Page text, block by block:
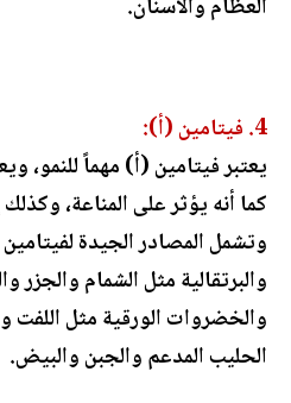
العظام والأسنان.
4. فيتامين (أ):
يعتبر فيتامين (أ) مهماً للنمو،
كما أنه يؤثر على المناعة،
وتشمل المصادر الجيدة
والبرتقالية مثل الشمام والجزر
والخضروات الورقية مثل اللفت
الحليب المدعم والجبن والبيض.